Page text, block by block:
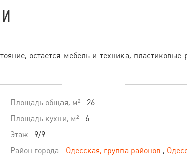
остаётся мебель и техника, пластиковые
Площадь общая, м²: 26
Площадь кухни, м²: 6
Этаж: 9/9
Район города: Одесская, группа районов ,